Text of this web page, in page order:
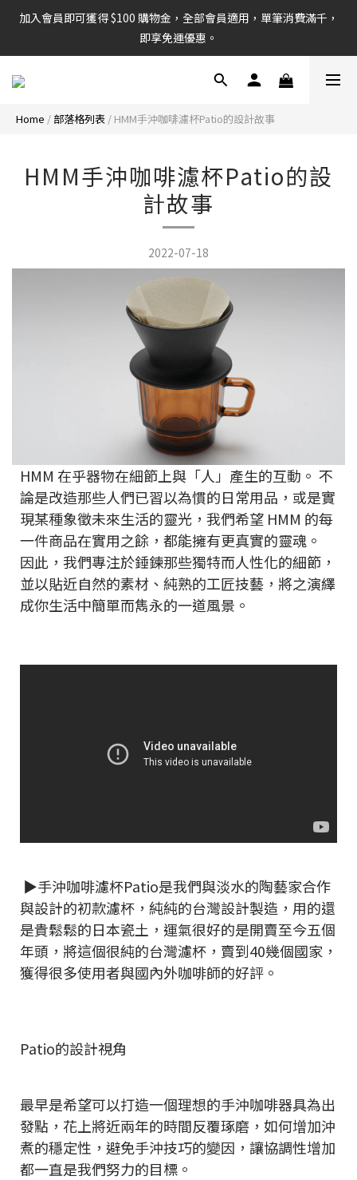
加入會員即可獲得 $100 購物金，全部會員適用，單筆消費滿千，
即享免運優惠。
Home / 部落格列表 / HMM手沖咖啡濾杯Patio的設計故事
HMM手沖咖啡濾杯Patio的設
計故事
2022-07-18
HMM 在乎器物在細節上與「人」產生的互動。 不
論是改造那些人們已習以為慣的日常用品，或是實
現某種象徵未來生活的靈光，我們希望 HMM 的每
一件商品在實用之餘，都能擁有更真實的靈魂。
因此，我們專注於錘鍊那些獨特而人性化的細節，
並以貼近自然的素材、純熟的工匠技藝，將之演繹
成你生活中簡單而雋永的一道風景。
▶手沖咖啡濾杯Patio是我們與淡水的陶藝家合作
與設計的初款濾杯，純純的台灣設計製造，用的還
是貴鬆鬆的日本瓷土，運氣很好的是開賣至今五個
年頭，將這個很純的台灣濾杯，賣到40幾個國家，
獲得很多使用者與國內外咖啡師的好評。
Patio的設計視角
最早是希望可以打造一個理想的手沖咖啡器具為出
發點，花上將近兩年的時間反覆琢磨，如何增加沖
煮的穩定性，避免手沖技巧的變因，讓協調性增加
都一直是我們努力的目標。